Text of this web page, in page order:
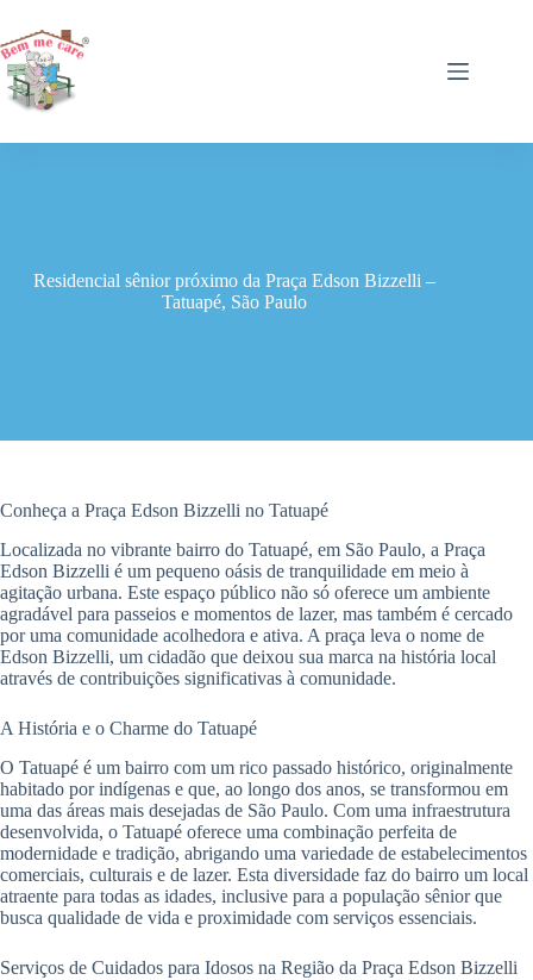
para
o
conteúdo
Residencial sênior próximo da Praça Edson Bizzelli –
Tatuapé, São Paulo
Conheça a Praça Edson Bizzelli no Tatuapé
Localizada no vibrante bairro do Tatuapé, em São Paulo, a Praça
Edson Bizzelli é um pequeno oásis de tranquilidade em meio à
agitação urbana. Este espaço público não só oferece um ambiente
agradável para passeios e momentos de lazer, mas também é cercado
por uma comunidade acolhedora e ativa. A praça leva o nome de
Edson Bizzelli, um cidadão que deixou sua marca na história local
através de contribuições significativas à comunidade.
A História e o Charme do Tatuapé
O Tatuapé é um bairro com um rico passado histórico, originalmente
habitado por indígenas e que, ao longo dos anos, se transformou em
uma das áreas mais desejadas de São Paulo. Com uma infraestrutura
desenvolvida, o Tatuapé oferece uma combinação perfeita de
modernidade e tradição, abrigando uma variedade de estabelecimentos
comerciais, culturais e de lazer. Esta diversidade faz do bairro um local
atraente para todas as idades, inclusive para a população sênior que
busca qualidade de vida e proximidade com serviços essenciais.
Serviços de Cuidados para Idosos na Região da Praça Edson Bizzelli